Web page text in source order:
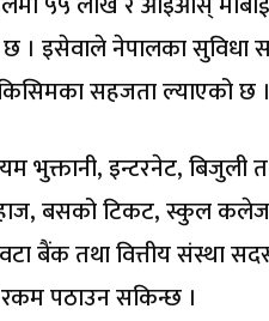
छ । इसेवाले नेपालका सुविधा
सहजता ल्याएको छ ।
भुक्तानी, इन्टरनेट,
बसको टिकट, स्कुल
बैंक तथा वित्तीय संस्था
पठाउन सकिन्छ ।